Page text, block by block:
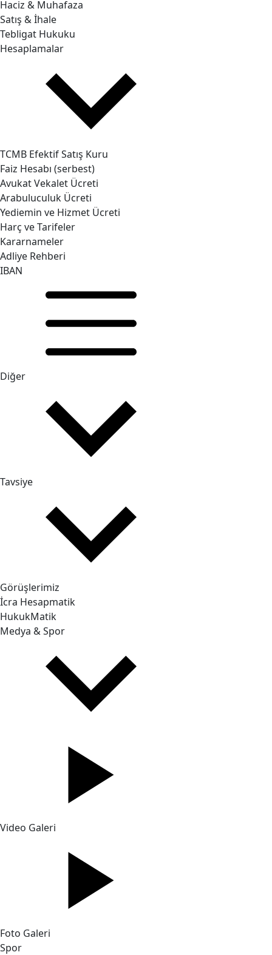
Haciz & Muhafaza
Satış & İhale
Tebligat Hukuku
Hesaplamalar
TCMB Efektif Satış Kuru
Faiz Hesabı (serbest)
Avukat Vekalet Ücreti
Arabuluculuk Ücreti
Yediemin ve Hizmet Ücreti
Harç ve Tarifeler
Kararnameler
Adliye Rehberi
IBAN
Diğer
Tavsiye
Görüşlerimiz
İcra Hesapmatik
HukukMatik
Medya & Spor
Video Galeri
Foto Galeri
Spor